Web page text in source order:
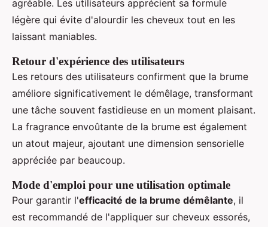
agréable. Les utilisateurs apprécient sa formule
légère qui évite d'alourdir les cheveux tout en les
laissant maniables.
Retour d'expérience des utilisateurs
Les retours des utilisateurs confirment que la brume
améliore significativement le démêlage, transformant
une tâche souvent fastidieuse en un moment plaisant.
La fragrance envoûtante de la brume est également
un atout majeur, ajoutant une dimension sensorielle
appréciée par beaucoup.
Mode d'emploi pour une utilisation optimale
Pour garantir l'efficacité de la brume démêlante, il
est recommandé de l'appliquer sur cheveux essorés,